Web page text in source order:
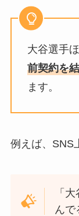
大谷選手
前契約を
ます。
例えば、SNS
「
んで